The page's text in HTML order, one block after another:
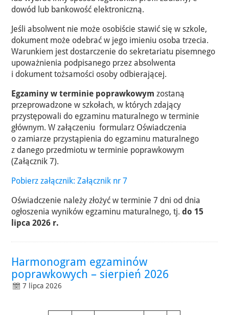
dowód lub bankowość elektroniczną.
Jeśli absolwent nie może osobiście stawić się w szkole,
dokument może odebrać w jego imieniu osoba trzecia.
Warunkiem jest dostarczenie do sekretariatu pisemnego
upoważnienia podpisanego przez absolwenta
i dokument tożsamości osoby odbierającej.
Egzaminy w terminie poprawkowym zostaną
przeprowadzone w szkołach, w których zdający
przystępowali do egzaminu maturalnego w terminie
głównym. W załączeniu formularz Oświadczenia
o zamiarze przystąpienia do egzaminu maturalnego
z danego przedmiotu w terminie poprawkowym
(Załącznik 7).
Pobierz załącznik: Załącznik nr 7
Oświadczenie należy złożyć w terminie 7 dni od dnia
ogłoszenia wyników egzaminu maturalnego, tj.do 15
lipca 2026 r.
Harmonogram egzaminów
poprawkowych – sierpień 2026
7 lipca 2026